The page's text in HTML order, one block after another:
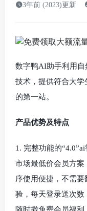
3年前 (2023)更新
数字鸭AI助手利用
技术，提供符合大
的第一站。
产品优势及特点
1. 完整功能的
市场最低价会员方案
序使用便捷，不需
验，每天登录送次数